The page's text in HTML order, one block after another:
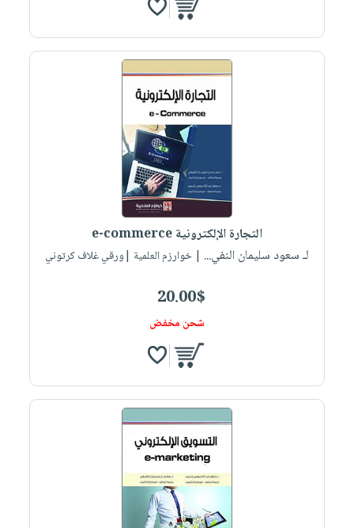
التجارة الإلكترونية e-commerce
لـ سعود سليمان النفي... | خوارزم العلمية |ورقي غلاف كرتوني
20.00$
شحن مخفض